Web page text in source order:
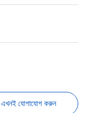
এখনই যোগাযোগ করুন